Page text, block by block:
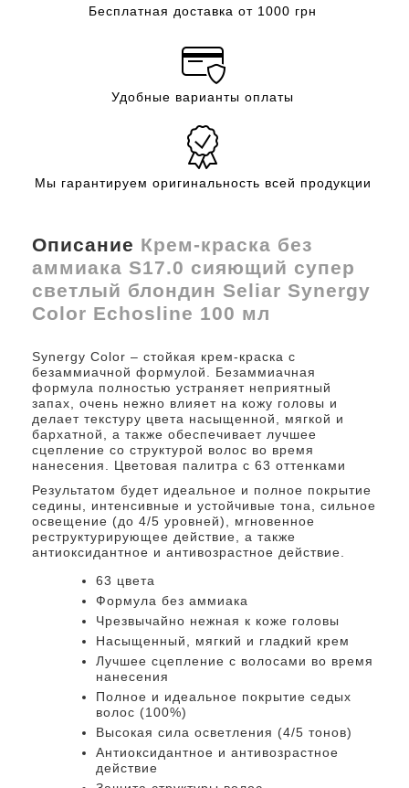
Бесплатная доставка от 1000 грн
Удобные варианты оплаты
Мы гарантируем оригинальность всей продукции
Описание Крем-краска без
аммиака S17.0 сияющий супер
светлый блондин Seliar Synergy
Color Echosline 100 мл
Synergy Color – стойкая крем-краска с
безаммиачной формулой. Безаммиачная
формула полностью устраняет неприятный
запах, очень нежно влияет на кожу головы и
делает текстуру цвета насыщенной, мягкой и
бархатной, а также обеспечивает лучшее
сцепление со структурой волос во время
нанесения. Цветовая палитра с 63 оттенками
Результатом будет идеальное и полное покрытие
седины, интенсивные и устойчивые тона, сильное
освещение (до 4/5 уровней), мгновенное
реструктурирующее действие, а также
антиоксидантное и антивозрастное действие.
63 цвета
Формула без аммиака
Чрезвычайно нежная к коже головы
Насыщенный, мягкий и гладкий крем
Лучшее сцепление с волосами во время
нанесения
Полное и идеальное покрытие седых
волос (100%)
Высокая сила осветления (4/5 тонов)
Антиоксидантное и антивозрастное
действие